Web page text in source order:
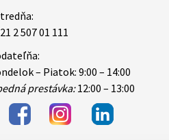
2 507 01 111
– Piatok: 9:00 – 14:00
prestávka:12:00 – 13:00